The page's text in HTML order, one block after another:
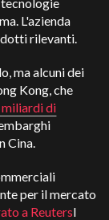
L'azienda
rilevanti.
ma alcuni dei
Kong, che
di
Cina.
per il mercato
a ReutersI